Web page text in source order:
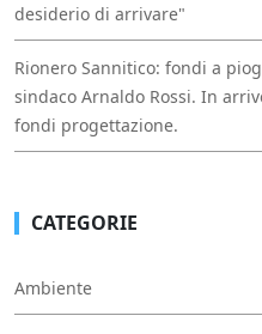
desiderio di arrivare"
Rionero Sannitico: fondi a
sindaco Arnaldo Rossi. In
fondi progettazione.
CATEGORIE
Ambiente